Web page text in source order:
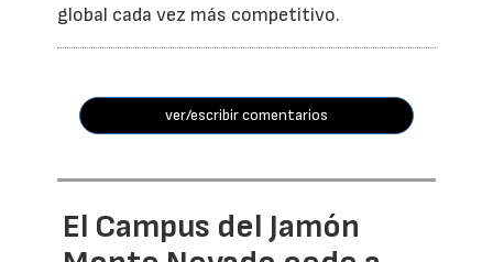
global cada vez más competitivo.
ver/escribir comentarios
El Campus del Jamón